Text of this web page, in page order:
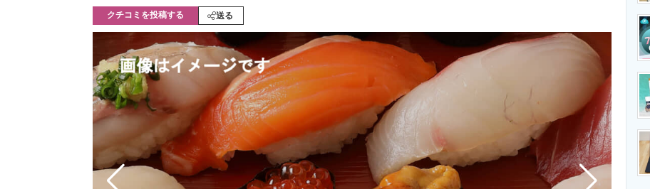
モノづくり技術者専門サイト
ちょっと気になるネットの話題
クチコミを投稿する 送る